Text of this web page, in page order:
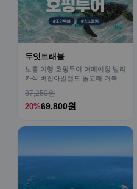
두잇트래블
보홀 여행 호핑투어 어메이징 발리
카삭 버진아일랜드 돌고래 거북이
87,250원
20%69,800원